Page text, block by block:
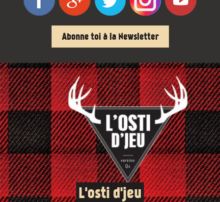
Abonne toi à la Newsletter
L'osti d'jeu